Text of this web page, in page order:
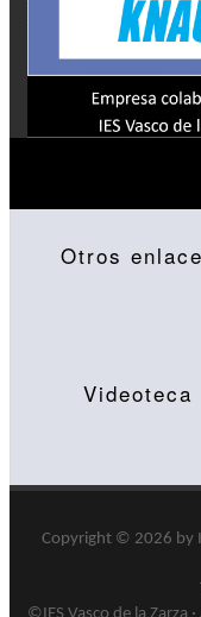
Otros
Videoteca
Copyright © 2026 by